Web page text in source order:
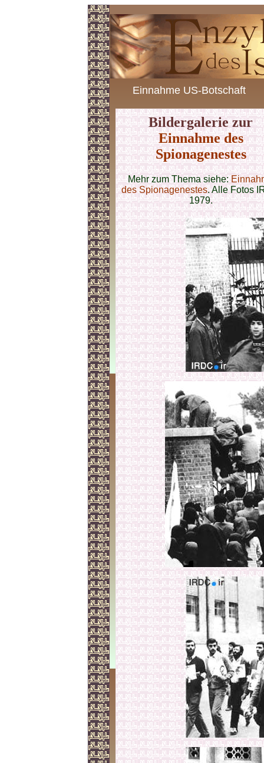
Einnahme US-Botschaft
Bildergalerie zur
Einnahme des
Spionagenestes
Mehr zum Thema siehe:
des Spionagenestes. Alle Fotos
1979.